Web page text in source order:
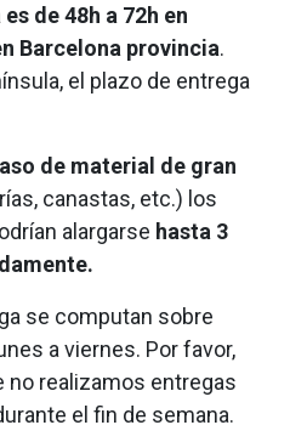
de 48h a 72h en
Barcelona provincia.
el plazo de entrega
de material de gran
canastas, etc.) los
alargarse hasta 3
se computan sobre
a viernes. Por favor,
no realizamos entregas
el fin de semana.